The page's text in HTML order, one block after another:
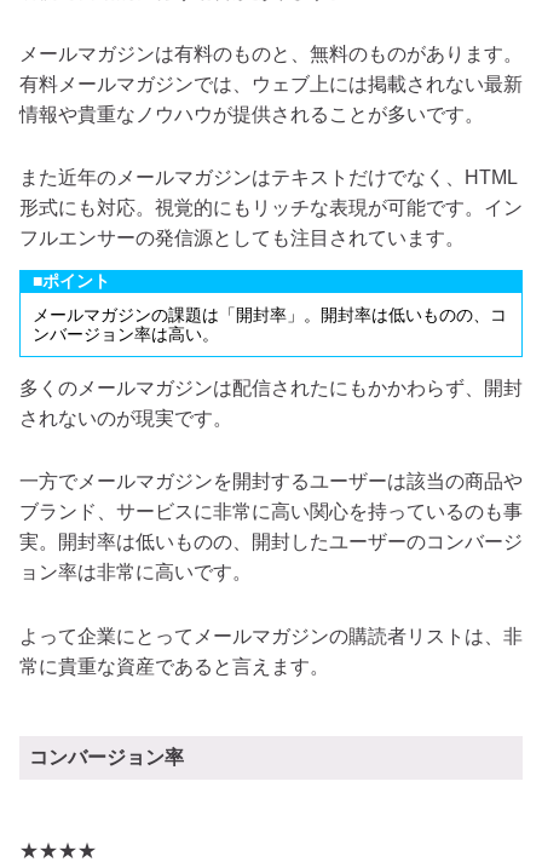
メールマガジンは有料のものと、無料のものがあります。
有料メールマガジンでは、ウェブ上には掲載されない最新
情報や貴重なノウハウが提供されることが多いです。
また近年のメールマガジンはテキストだけでなく、HTML
形式にも対応。視覚的にもリッチな表現が可能です。イン
フルエンサーの発信源としても注目されています。
■ポイント
メールマガジンの課題は「開封率」。開封率は低いものの、コ
ンバージョン率は高い。
多くのメールマガジンは配信されたにもかかわらず、開封
されないのが現実です。
一方でメールマガジンを開封するユーザーは該当の商品や
ブランド、サービスに非常に高い関心を持っているのも事
実。開封率は低いものの、開封したユーザーのコンバージ
ョン率は非常に高いです。
よって企業にとってメールマガジンの購読者リストは、非
常に貴重な資産であると言えます。
コンバージョン率
★★★★